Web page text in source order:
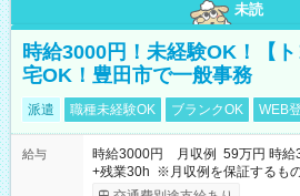
未読
時給3000円！未経験OK！【
宅OK！豊田市で一般事務
派遣 職種未経験OK ブランクOK WEB
給与
時給3000円 月収例 59万円 時給
+残業30h ※月収例を保証するもの